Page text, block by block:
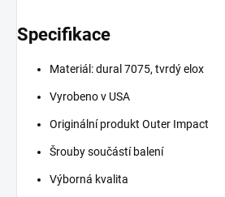
Specifikace
Materiál: dural 7075, tvrdý elox
Vyrobeno v USA
Originální produkt Outer Impact
Šrouby součástí balení
Výborná kvalita